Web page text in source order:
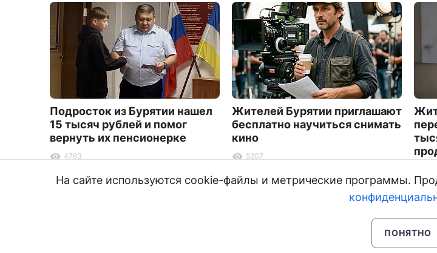
Подросток из Бурятии нашел
15 тысяч рублей и помог
вернуть их пенсионерке
4763
Жителей Бурятии приглашают
бесплатно научиться снимать
кино
5207
На сайте используются cookie-файлы и метрические программы.
ПОНЯТНО